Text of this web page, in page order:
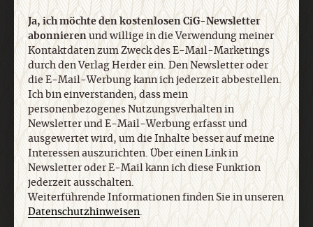
DER CIG-NEWSLETTER
Ja, ich möchte den kostenlosen CiG-Newsletter
abonnierenund willige in die Verwendung meiner
Kontaktdaten zum Zweck des E-Mail-Marketings
durch den Verlag Herder ein. Den Newsletter oder
die E-Mail-Werbung kann ich jederzeit abbestellen.
Ich bin einverstanden, dass mein
personenbezogenes Nutzungsverhalten in
Newsletter und E-Mail-Werbung erfasst und
ausgewertet wird, um die Inhalte besser auf meine
Interessen auszurichten. Über einen Link in
Ja, ich möchte den kostenlosen CiG-Newsletter
abonnierenund willige in die Verwendung meiner
Kontaktdaten zum Zweck des E-Mail-Marketings
durch den Verlag Herder ein. Den Newsletter oder
die E-Mail-Werbung kann ich jederzeit abbestellen.
Ich bin einverstanden, dass mein
personenbezogenes Nutzungsverhalten in
Newsletter und E-Mail-Werbung erfasst und
ausgewertet wird, um die Inhalte besser auf meine
Interessen auszurichten. Über einen Link in
Newsletter oder E-Mail kann ich diese Funktion
jederzeit ausschalten.
Weiterführende Informationen finden Sie in unseren
Datenschutzhinweisen.